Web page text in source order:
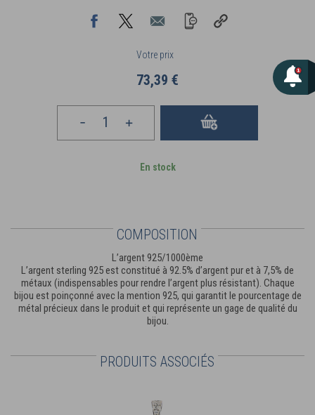
Votre prix
73,39 €
En stock
COMPOSITION
L’argent 925/1000ème
L’argent sterling 925 est constitué à 92.5% d’argent pur et à 7,5% de
métaux (indispensables pour rendre l’argent plus résistant). Chaque
bijou est poinçonné avec la mention 925, qui garantit le pourcentage de
métal précieux dans le produit et qui représente un gage de qualité du
bijou.
PRODUITS ASSOCIÉS